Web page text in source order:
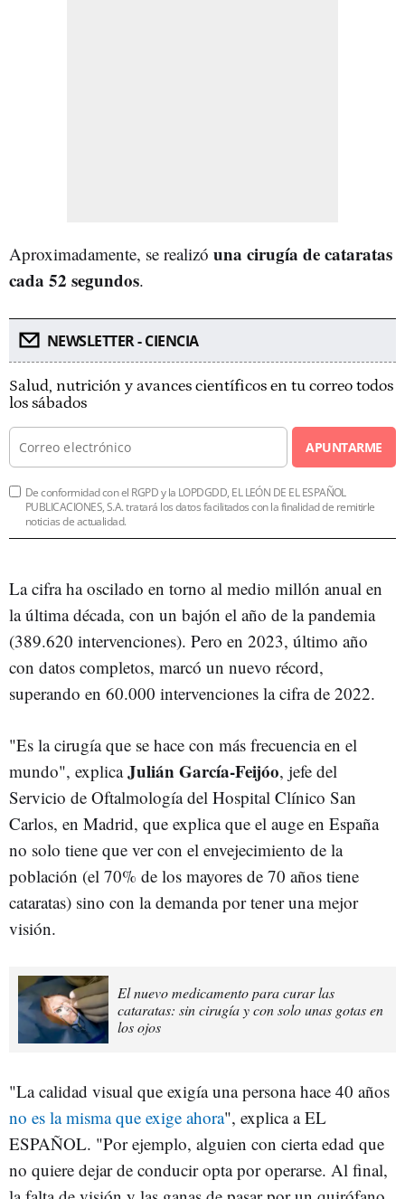
Aproximadamente, se realizó una cirugía de cataratas
cada 52 segundos.
NEWSLETTER - CIENCIA
Salud, nutrición y avances científicos en tu correo todos
los sábados
APUNTARME
De conformidad con el RGPD y la LOPDGDD, EL LEÓN DE EL ESPAÑOL
PUBLICACIONES, S.A. tratará los datos facilitados con la finalidad de remitirle
noticias de actualidad.
La cifra ha oscilado en torno al medio millón anual en
la última década, con un bajón el año de la pandemia
(389.620 intervenciones). Pero en 2023, último año
con datos completos, marcó un nuevo récord,
superando en 60.000 intervenciones la cifra de 2022.
"Es la cirugía que se hace con más frecuencia en el
mundo", explicaJulián García-Feijóo, jefe del
Servicio de Oftalmología del Hospital Clínico San
Carlos, en Madrid, que explica que el auge en España
no solo tiene que ver con el envejecimiento de la
población (el 70% de los mayores de 70 años tiene
cataratas) sino con la demanda por tener una mejor
visión.
El nuevo medicamento para curar las
cataratas: sin cirugía y con solo unas gotas en
los ojos
"La calidad visual que exigía una persona hace 40 años
no es la misma que exige ahora", explica a EL
ESPAÑOL. "Por ejemplo, alguien con cierta edad que
no quiere dejar de conducir opta por operarse. Al final,